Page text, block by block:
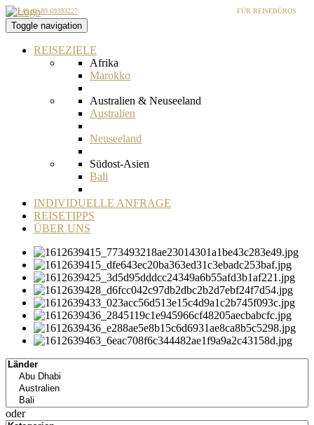
+49 (0) 89 69393227 FÜR REISEBÜROS
Toggle navigation
REISEZIELE
Afrika
Marokko
Australien & Neuseeland
Australien
Neuseeland
Südost-Asien
Bali
Bangladesch
Borneo
Brunei
Indien
Indonesien
INDIVIDUELLE ANFRAGE
REISETIPPS
ÜBER UNS
oder